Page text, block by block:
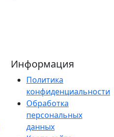
Информация
Политика
конфиденциальности
Обработка
персональных
данных